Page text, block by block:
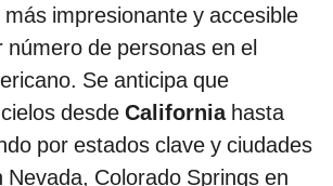
impresionante y accesible
número de personas en el
Se anticipa que
desde California hasta
por estados clave y ciudades
Nevada, Colorado Springs en